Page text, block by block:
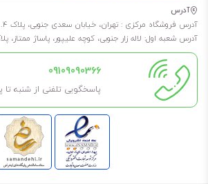
آدرس
آدرس فروشگاه مرکزی : تهران، خیابان سعدی جنوبی، پلاک 4. هیدرولیک پنوماتیک حامد
آدرس شعبه اول: لاله زار جنوبی، کوچه علیپور، پاساژ ممتاز،
09109090366
پاسخگویی تلفنی از شنبه تا